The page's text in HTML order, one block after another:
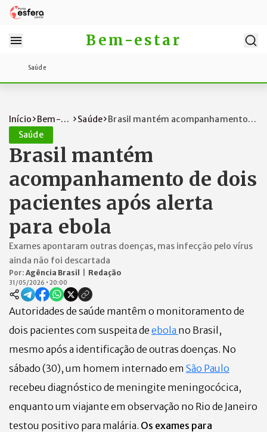
Bem-estar
Saúde
Início
Bem-
estar
Saúde Brasil mantém acompanhamento
Saúde
Brasil mantém
acompanhamento de dois
pacientes após alerta
para ebola
Exames apontaram outras doenças, mas infecção pelo vírus
ainda não foi descartada
Por: Agência Brasil Redação
31/05/2026 • 20:00
Autoridades de saúde mantêm o monitoramento de
dois pacientes com suspeita de ebola no Brasil,
mesmo após a identificação de outras doenças. No
sábado (30), um homem internado em São Paulo
recebeu diagnóstico de meningite meningocócica,
enquanto um viajante em observação no Rio de Janeiro
testou positivo para malária. Os exames para